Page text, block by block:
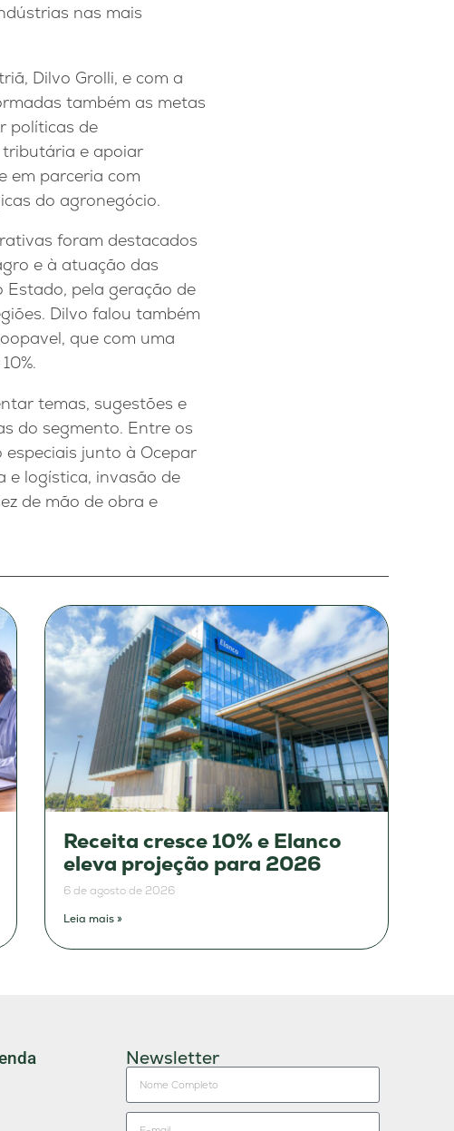
nas mais
Dilvo Grolli, e com a
também as metas
políticas de
e apoiar
em parceria com
do agronegócio.
foram destacados
e à atuação das
pela geração de
Dilvo falou também
que com uma
temas, sugestões e
do segmento. Entre os
junto à Ocepar
e logística, invasão de
de mão de obra e
Receita cresce 10% e Elanco
eleva projeção para 2026
6 de agosto de 2026
Leia mais »
Newsletter